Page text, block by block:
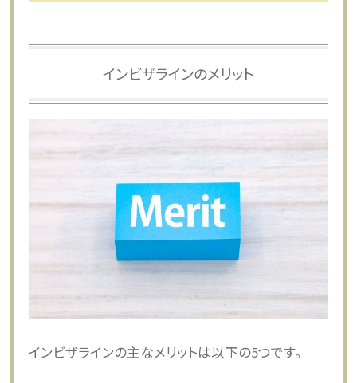
インビザラインのメリット
インビザラインの主なメリットは以下の5つです。